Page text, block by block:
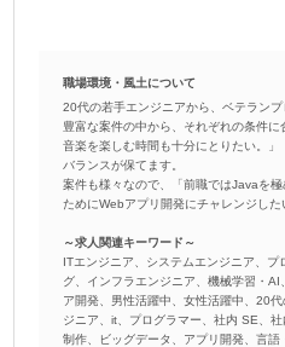
職場環境・風土について
20代の若手エンジニアから、ベテラン
豊富な案件の中から、それぞれの条件
音楽を楽しむ時間も十分にとりたい。
バランスが保てます。
案件も様々なので、「前職ではJavaを
ためにWebアプリ開発にチャレンジし
～求人関連キーワード～
ITエンジニア、システムエンジニア、
グ、インフラエンジニア、機械学習・
ア開発、男性活躍中、女性活躍中、20
ジニア、it、プログラマー、社内 SE、
制作、ビッグデータ、アプリ開発、言